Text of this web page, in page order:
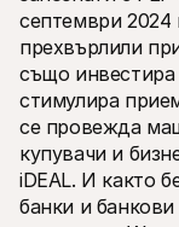
септември 2024
прехвърлили
също инвестира
стимулира
се провежда
купувачи и
iDEAL. И както
банки и